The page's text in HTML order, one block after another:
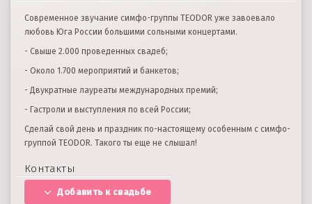
Современное звучание симфо-группы TEODOR уже завоевало
любовь Юга России большими сольными концертами.
- Свыше 2.000 проведенных свадеб;
- Около 1.700 мероприятий и банкетов;
- Двукратные лауреаты международных премий;
- Гастроли и выступления по всей России;
Сделай свой день и праздник по-настоящему особенным с симфо-
группой TEODOR. Такого ты еще не слышал!
Контакты
Добавить к свадьбе